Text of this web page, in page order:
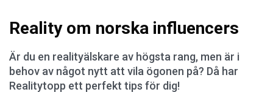
Reality om norska influencers
Är du en realityälskare av högsta rang, men är i
behov av något nytt att vila ögonen på? Då har
Realitytopp ett perfekt tips för dig!